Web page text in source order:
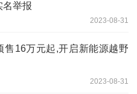
名举报
2023-08-31
售16万元起,开启新能源越野
2023-08-31